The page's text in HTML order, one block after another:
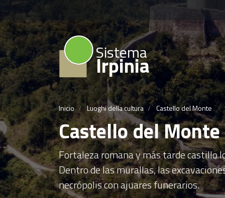
Sistema
Irpinia
Inicio Luoghi della cultura Castello del Monte
Castello del Monte
Fortaleza romana y más tarde castillo
Dentro de las murallas, las
necrópolis con ajuares funerarios.